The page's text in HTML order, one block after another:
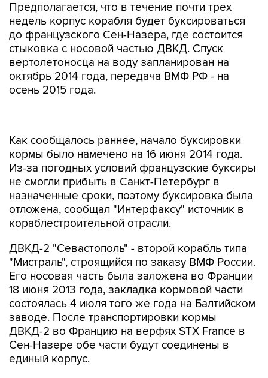
Предполагается, что в течение почти трех
недель корпус корабля будет буксироваться
до французского Сен-Назера, где состоится
стыковка с носовой частью ДВКД. Спуск
вертолетоносца на воду запланирован на
октябрь 2014 года, передача ВМФ РФ - на
осень 2015 года.
Из-за погодных условий французские буксиры
не смогли прибыть в Санкт-Петербург в
назначенные сроки, поэтому буксировка была
отложена, сообщал "Интерфаксу" источник в
кораблестроительной отрасли.
ДВКД-2 "Севастополь" - второй корабль типа
Его носовая часть была заложена во Франции
18 июня 2013 года, закладка кормовой части
состоялась 4 июля того же года на Балтийском
заводе. После транспортировки кормы
ДВКД-2 во Францию на верфях STX France в
Сен-Назере обе части будут соединены в
единый корпус.
ФГУП "Рособоронэкспорт" и французская